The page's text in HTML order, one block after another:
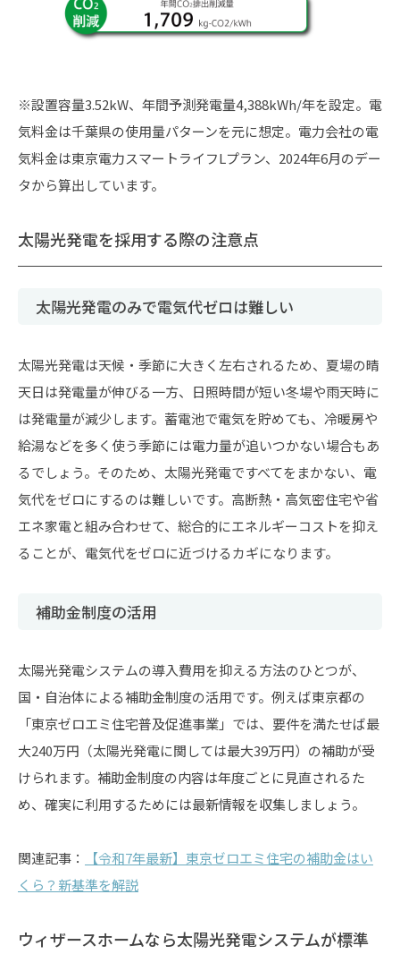
※設置容量3.52kW、年間予測発電量4,388kWh/年を設定。電
気料金は千葉県の使用量パターンを元に想定。電力会社の電
気料金は東京電力スマートライフLプラン、2024年6月のデー
タから算出しています。
太陽光発電を採用する際の注意点
太陽光発電のみで電気代ゼロは難しい
太陽光発電は天候・季節に大きく左右されるため、夏場の晴
天日は発電量が伸びる一方、日照時間が短い冬場や雨天時に
は発電量が減少します。蓄電池で電気を貯めても、冷暖房や
給湯などを多く使う季節には電力量が追いつかない場合もあ
るでしょう。そのため、太陽光発電ですべてをまかない、電
気代をゼロにするのは難しいです。高断熱・高気密住宅や省
エネ家電と組み合わせて、総合的にエネルギーコストを抑え
ることが、電気代をゼロに近づけるカギになります。
補助金制度の活用
太陽光発電システムの導入費用を抑える方法のひとつが、
国・自治体による補助金制度の活用です。例えば東京都の
「東京ゼロエミ住宅普及促進事業」では、要件を満たせば最
大240万円（太陽光発電に関しては最大39万円）の補助が受
けられます。補助金制度の内容は年度ごとに見直されるた
め、確実に利用するためには最新情報を収集しましょう。
関連記事：
【令和7年最新】東京ゼロエミ住宅の補助金はい
くら？新基準を解説
ウィザースホームなら太陽光発電システムが標準